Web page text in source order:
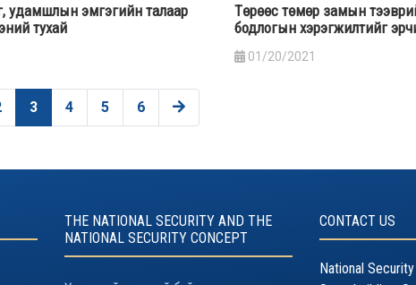
удамшлын эмгэгийн талаар
тухай
Төрөөс төмөр замын
бодлогын хэрэгжилтийг
01/20/2021
3 4 5 6
THE NATIONAL SECURITY AND THE
NATIONAL SECURITY CONCEPT
CONTACT US
National